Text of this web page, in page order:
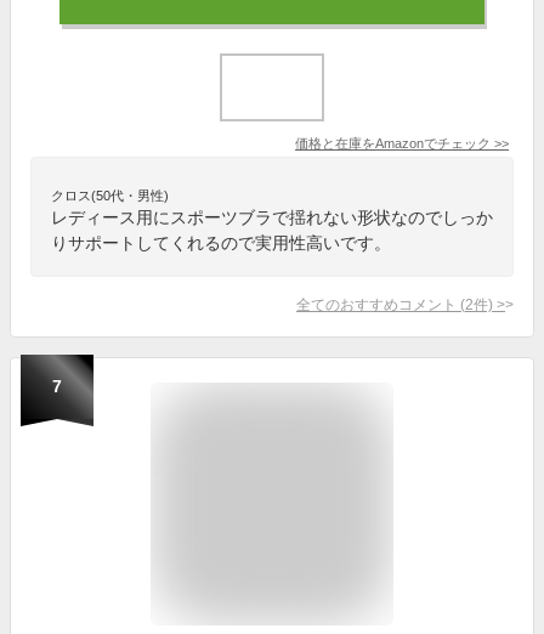
価格と在庫をAmazonでチェック >>
クロス(50代・男性)
レディース用にスポーツブラで揺れない形状なのでしっか
りサポートしてくれるので実用性高いです。
全てのおすすめコメント (2件) >
7